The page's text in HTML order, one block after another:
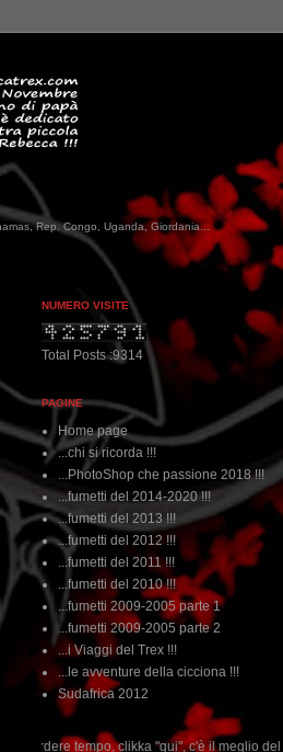
Rep. Congo, Uganda, Giordania...
NUMERO VISITE
Total Posts :9314
PAGINE
Home page
...chi si ricorda !!!
...PhotoShop che passione 2018 !!!
...fumetti del 2014-2020 !!!
...fumetti del 2013 !!!
...fumetti del 2012 !!!
...fumetti del 2011 !!!
...fumetti del 2010 !!!
...fumetti 2009-2005 parte 1
...fumetti 2009-2005 parte 2
...i Viaggi del Trex !!!
...le avventure della cicciona !!!
Sudafrica 2012
c'è il meglio del www.rebeccatrex.com